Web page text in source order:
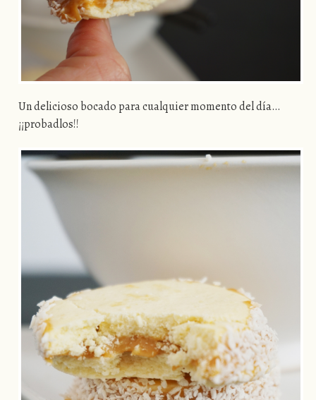
Un delicioso bocado para cualquier momento del día…
¡¡probadlos!!